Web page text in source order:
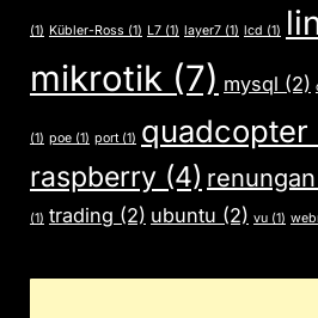
(1) Kübler-Ross (1) L7 (1) layer7 (1) lcd (1)
mikrotik (7) mysql (2)
(1) poe (1) port(1) quadcopter
raspberry (4) renungan
(1) trading (2) ubuntu (2) vu (1)